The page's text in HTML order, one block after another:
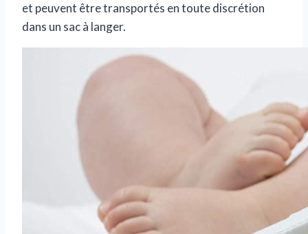
et peuvent être transportés en toute discrétion
dans un sac à langer.